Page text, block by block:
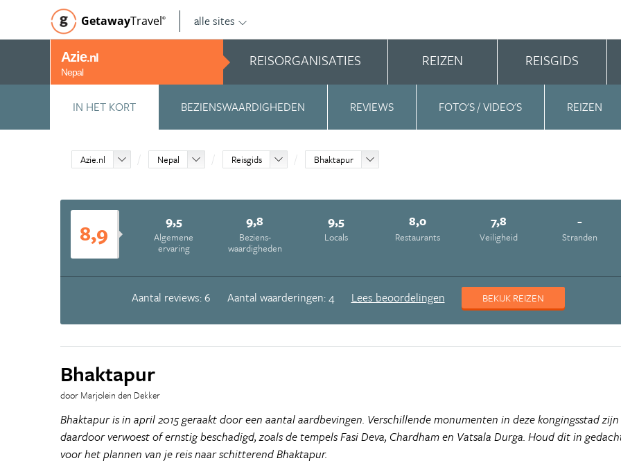
GetawayTravel© alle sites
Azie.nl
Nepal
REISORGANISATIES REIZEN REISGIDS
IN HET KORT BEZIENSWAARDIGHEDEN REVIEWS FOTO'S / VIDEO'S REIZEN
Azie.nl Nepal Reisgids Bhaktapur
8,9 9,5
Algemene
ervaring
9,8
Beziens­
waardigheden
9,5
Locals
8,0
Restaurants
7,8
Veiligheid
-
Stranden
Aantal reviews: 6 Aantal waarderingen: 4 Lees beoordelingen BEKIJK REIZEN
Bhaktapur
door Marjolein den Dekker
Bhaktapur is in april 2015 geraakt door een aantal aardbevingen. Verschillende monumenten in deze kongingsstad zijn
daardoor verwoest of ernstig beschadigd, zoals de tempels Fasi Deva, Chardham en Vatsala Durga. Houd dit in
voor het plannen van je reis naar schitterend Bhaktapur.